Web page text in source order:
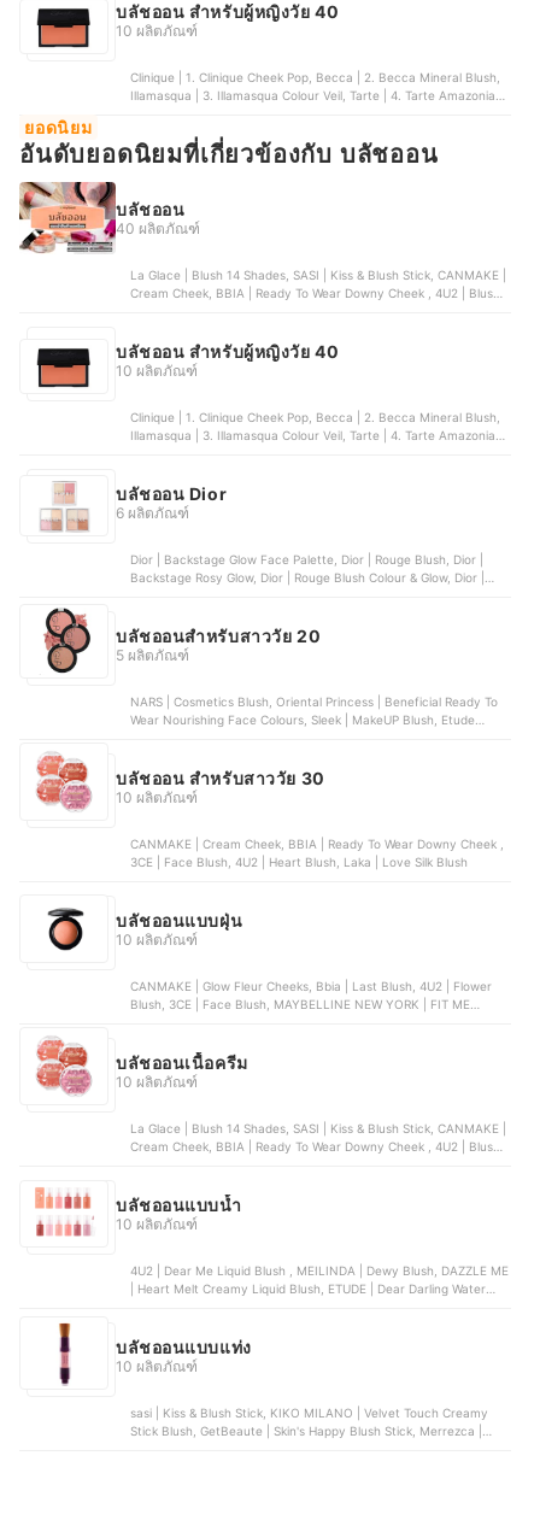
บลัชออน สำหรับผู้หญิงวัย 40
10 ผลิตภัณฑ์
Clinique | 1. Clinique Cheek Pop, Becca | 2. Becca Mineral Blush,
Illamasqua | 3. Illamasqua Colour Veil, Tarte | 4. Tarte Amazonian
ยอดนิยม
อันดับยอดนิยมที่เกี่ยวข้องกับ บลัชออน
บลัชออน
40 ผลิตภัณฑ์
La Glace | Blush 14 Shades, SASI | Kiss & Blush Stick, CANMAKE |
Cream Cheek, BBIA | Ready To Wear Downy Cheek , 4U2 | Blush
บลัชออน สำหรับผู้หญิงวัย 40
10 ผลิตภัณฑ์
Clinique | 1. Clinique Cheek Pop, Becca | 2. Becca Mineral Blush,
Illamasqua | 3. Illamasqua Colour Veil, Tarte | 4. Tarte Amazonian
บลัชออน Dior
6 ผลิตภัณฑ์
Dior | Backstage Glow Face Palette, Dior | Rouge Blush, Dior |
Backstage Rosy Glow, Dior | Rouge Blush Colour & Glow, Dior |
บลัชออนสำหรับสาววัย 20
5 ผลิตภัณฑ์
NARS | Cosmetics Blush, Oriental Princess | Beneficial Ready To
Wear Nourishing Face Colours, Sleek | MakeUP Blush, Etude
บลัชออน สำหรับสาววัย 30
10 ผลิตภัณฑ์
CANMAKE | Cream Cheek, BBIA | Ready To Wear Downy Cheek ,
3CE | Face Blush, 4U2 | Heart Blush, Laka | Love Silk Blush
บลัชออนแบบฝุ่น
10 ผลิตภัณฑ์
CANMAKE | Glow Fleur Cheeks, Bbia | Last Blush, 4U2 | Flower
Blush, 3CE | Face Blush, MAYBELLINE NEW YORK | FIT ME
บลัชออนเนื้อครีม
10 ผลิตภัณฑ์
La Glace | Blush 14 Shades, SASI | Kiss & Blush Stick, CANMAKE |
Cream Cheek, BBIA | Ready To Wear Downy Cheek , 4U2 | Blush
บลัชออนแบบน้ำ
10 ผลิตภัณฑ์
4U2 | Dear Me Liquid Blush , MEILINDA | Dewy Blush, DAZZLE ME
| Heart Melt Creamy Liquid Blush, ETUDE | Dear Darling Water
บลัชออนแบบแท่ง
10 ผลิตภัณฑ์
sasi | Kiss & Blush Stick, KIKO MILANO | Velvet Touch Creamy
Stick Blush, GetBeaute | Skin's Happy Blush Stick, Merrezca |